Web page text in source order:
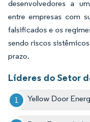
desenvolvedores a
entre empresas com
falsificados e os
sendo riscos
prazo.
Líderes do Setor
Yellow Door